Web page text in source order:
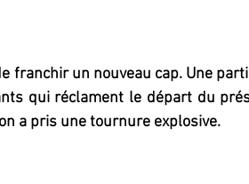
franchir un nouveau cap. Une
qui réclament le départ du
a pris une tournure explosive.